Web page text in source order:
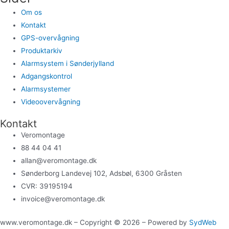
Om os
Kontakt
GPS-overvågning
Produktarkiv
Alarmsystem i Sønderjylland
Adgangskontrol
Alarmsystemer
Videoovervågning
Kontakt
Veromontage
88 44 04 41
allan@veromontage.dk
Sønderborg Landevej 102, Adsbøl, 6300 Gråsten
CVR: 39195194
invoice@veromontage.dk
www.veromontage.dk – Copyright © 2026 – Powered by SydWeb